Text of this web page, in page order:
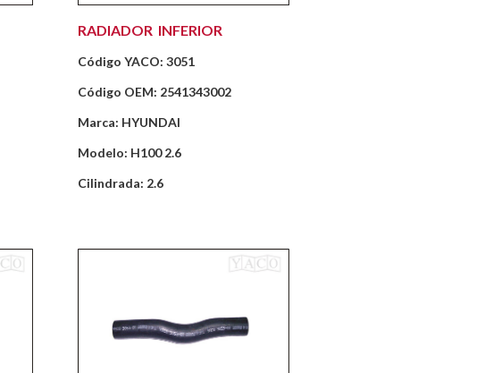
RADIADOR INFERIOR
Código YACO: 3051
Código OEM: 2541343002
Marca: HYUNDAI
Modelo: H100 2.6
Cilindrada: 2.6